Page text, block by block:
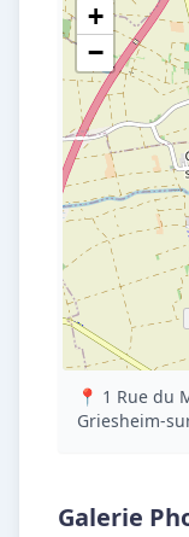
+
−
📍 1 Rue du
Griesheim-
Galerie